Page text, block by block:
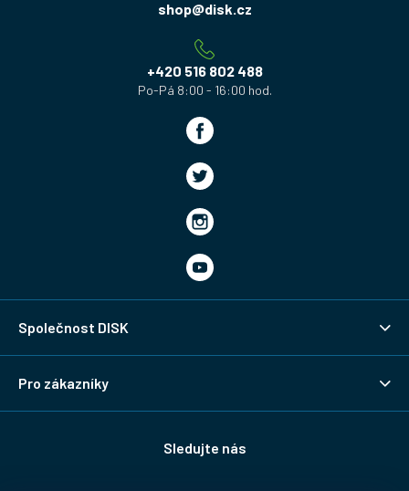
shop@disk.cz
+420 516 802 488
Společnost DISK
Pro zákazníky
Sledujte nás